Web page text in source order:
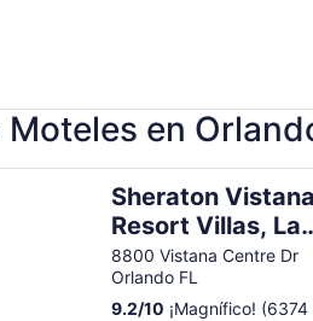
Moteles en
Sheraton
Resort Villas,
Buena
Vista/Orlando
8800 Vistana Centre Dr
Orlando FL
9.2/10 ¡Magnífico!
Resort Villas, Lake Buena